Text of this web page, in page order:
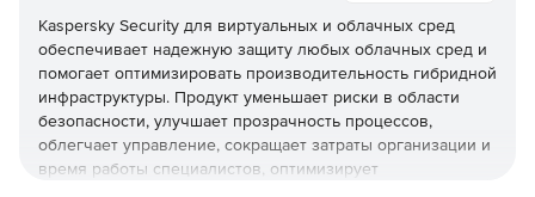
Kaspersky Security для виртуальных и облачных сред
обеспечивает надежную защиту любых облачных сред и
помогает оптимизировать производительность гибридной
инфраструктуры. Продукт уменьшает риски в области
безопасности, улучшает прозрачность процессов,
облегчает управление, сокращает затраты организации и
время работы специалистов, оптимизирует